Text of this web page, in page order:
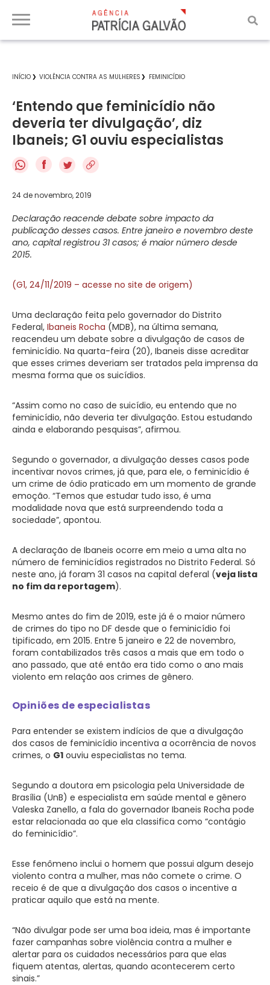
INÍCIO VIOLÊNCIA CONTRA AS MULHERES FEMINICÍDIO
‘Entendo que feminicídio não
deveria ter divulgação’, diz
Ibaneis; G1 ouviu especialistas
f
24 de novembro, 2019
Declaração reacende debate sobre impacto da
publicação desses casos. Entre janeiro e novembro deste
ano, capital registrou 31 casos; é maior número desde
2015.
(G1, 24/11/2019 – acesse no site de origem)
Uma declaração feita pelo governador do Distrito
Federal, Ibaneis Rocha (MDB), na última semana,
reacendeu um debate sobre a divulgação de casos de
feminicídio. Na quarta-feira (20), Ibaneis disse acreditar
que esses crimes deveriam ser tratados pela imprensa da
mesma forma que os suicídios.
“Assim como no caso de suicídio, eu entendo que no
feminicídio, não deveria ter divulgação. Estou estudando
ainda e elaborando pesquisas”, afirmou.
Segundo o governador, a divulgação desses casos pode
incentivar novos crimes, já que, para ele, o feminicídio é
um crime de ódio praticado em um momento de grande
emoção. “Temos que estudar tudo isso, é uma
modalidade nova que está surpreendendo toda a
sociedade”, apontou.
A declaração de Ibaneis ocorre em meio a uma alta no
número de feminicídios registrados no Distrito Federal. Só
neste ano, já foram 31 casos na capital deferal (veja lista
no fim da reportagem).
Mesmo antes do fim de 2019, este já é o maior número
de crimes do tipo no DF desde que o feminicídio foi
tipificado, em 2015. Entre 5 janeiro e 22 de novembro,
foram contabilizados três casos a mais que em todo o
ano passado, que até então era tido como o ano mais
violento em relação aos crimes de gênero.
Opiniões de especialistas
Para entender se existem indícios de que a divulgação
dos casos de feminicídio incentiva a ocorrência de novos
crimes, o G1 ouviu especialistas no tema.
Segundo a doutora em psicologia pela Universidade de
Brasília (UnB) e especialista em saúde mental e gênero
Valeska Zanello, a fala do governador Ibaneis Rocha pode
estar relacionada ao que ela classifica como “contágio
do feminicídio”.
Esse fenômeno inclui o homem que possui algum desejo
violento contra a mulher, mas não comete o crime. O
receio é de que a divulgação dos casos o incentive a
praticar aquilo que está na mente.
“Não divulgar pode ser uma boa ideia, mas é importante
fazer campanhas sobre violência contra a mulher e
alertar para os cuidados necessários para que elas
fiquem atentas, alertas, quando acontecerem certo
sinais.”